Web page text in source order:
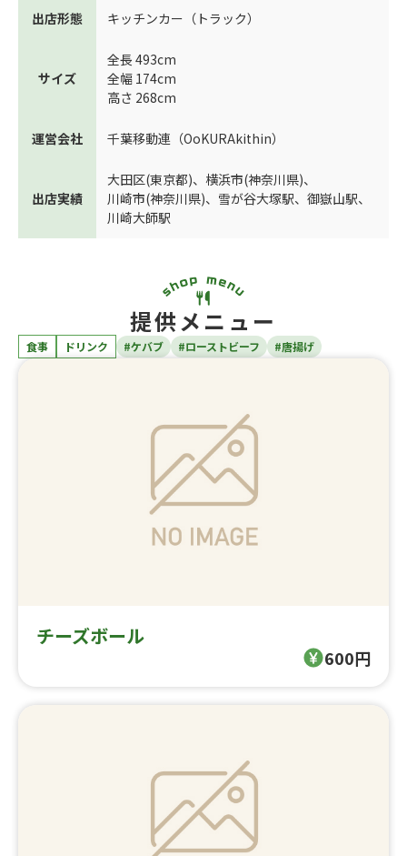
出店形態 キッチンカー（トラック）
サイズ
全長 493cm
全幅 174cm
高さ 268cm
運営会社 千葉移動連（OoKURAkithin）
出店実績
大田区(東京都)、 横浜市(神奈川県)、
川崎市(神奈川県)、 雪が谷大塚駅、 御嶽山駅、
川崎大師駅
提供メニュー
食事 ドリンク #ケバブ #ローストビーフ #唐揚げ
チーズボール
600円